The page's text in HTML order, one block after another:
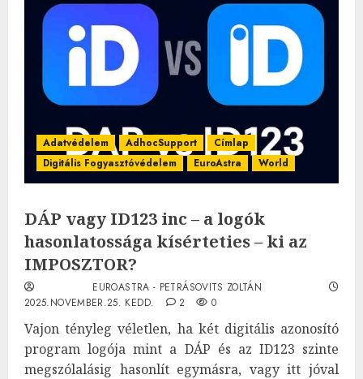
Adatvédelem AdhocSupport
Címlap
Digitális Fogyasztóvédelem
EuroAstra World
DÁP vagy ID123 inc – a logók
hasonlatossága kísérteties – ki az
IMPOSZTOR?
EUROASTRA - PETRÁSOVITS ZOLTÁN
2025.NOVEMBER.25. KEDD.
2 0
Vajon tényleg véletlen, ha két digitális azonosító
program logója mint a DÁP és az ID123 szinte
megszólalásig hasonlít egymásra, vagy itt jóval